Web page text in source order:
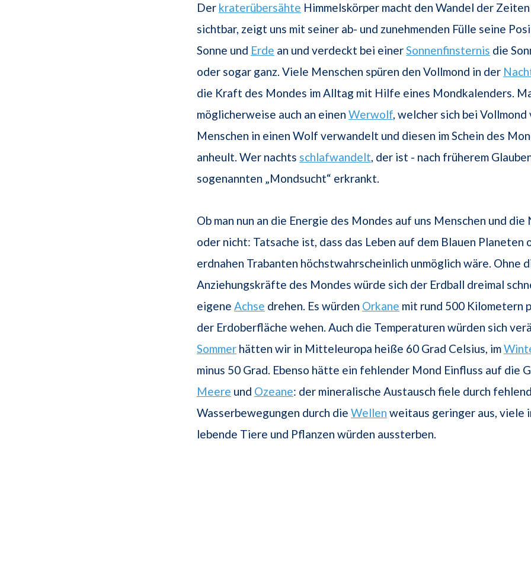
Der kraterübersähte Himmelskörper macht den Wandel der
sichtbar, zeigt uns mit seiner ab- und zunehmenden Fülle seine
Sonne und Erde an und verdeckt bei einerSonnenfinsternis die
oder sogar ganz. Viele Menschen spüren den Vollmond in der
die Kraft des Mondes im Alltag mit Hilfe eines Mondkalenders.
möglicherweise auch an einen Werwolf, welcher sich bei Vollmond
Menschen in einen Wolf verwandelt und diesen im Schein des
anheult. Wer nachts schlafwandelt, der ist - nach früherem
sogenannten „Mondsucht“ erkrankt.
Ob man nun an die Energie des Mondes auf uns Menschen und
oder nicht: Tatsache ist, dass das Leben auf dem Blauen Planeten
erdnahen Trabanten höchstwahrscheinlich unmöglich wäre. Ohne
Anziehungskräfte des Mondes würde sich der Erdball dreimal
eigene Achse drehen. Es würden Orkane mit rund 500 Kilometern
der Erdoberfläche wehen. Auch die Temperaturen würden sich
Sommer hätten wir in Mitteleuropa heiße 60 Grad Celsius, im
minus 50 Grad. Ebenso hätte ein fehlender Mond Einfluss auf die
Meere und Ozeane: der mineralische Austausch fiele durch
Wasserbewegungen durch die Wellen weitaus geringer aus, viele
lebende Tiere und Pflanzen würden aussterben.